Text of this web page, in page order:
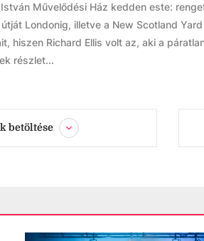
Művelődési Ház kedden este:
Londonig, illetve a New Scotland
hiszen Richard Ellis volt az, aki a
részlet...
betöltése